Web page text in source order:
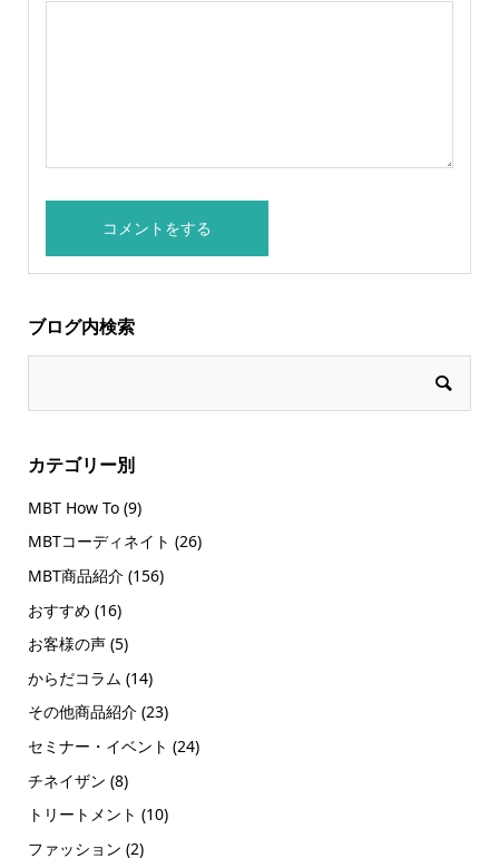
ブログ内検索
カテゴリー別
MBT How To(9)
MBTコーディネイト (26)
MBT商品紹介(156)
おすすめ (16)
お客様の声(5)
からだコラム (14)
その他商品紹介(23)
セミナー・イベント (24)
チネイザン (8)
トリートメント (10)
ファッション (2)